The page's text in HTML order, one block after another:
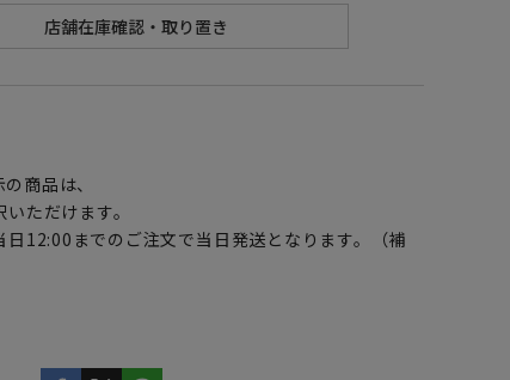
商品は、
ただけます。
日12:00までのご注文で当日発送となります。（補